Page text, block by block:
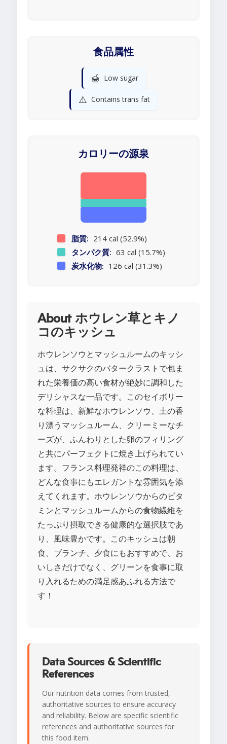
食品属性
🍯 Low sugar
⚠️ Contains trans fat
カロリーの源泉
脂質: 214 cal (52.9%)
タンパク質: 63 cal (15.7%)
炭水化物: 126 cal (31.3%)
About ホウレン草とキノ
コのキッシュ
ホウレンソウとマッシュルームのキッシ
ュは、サクサクのバタークラストで包ま
れた栄養価の高い食材が絶妙に調和した
デリシャスな一品です。このセイボリー
な料理は、新鮮なホウレンソウ、土の香
り漂うマッシュルーム、クリーミーなチ
ーズが、ふんわりとした卵のフィリング
と共にパーフェクトに焼き上げられてい
ます。フランス料理発祥のこの料理は、
どんな食事にもエレガントな雰囲気を添
えてくれます。ホウレンソウからのビタ
ミンとマッシュルームからの食物繊維を
たっぷり摂取できる健康的な選択肢であ
り、風味豊かです。このキッシュは朝
食、ブランチ、夕食にもおすすめで、お
いしさだけでなく、グリーンを食事に取
り入れるための満足感あふれる方法で
す！
Data Sources & Scientific
References
Our nutrition data comes from trusted,
authoritative sources to ensure accuracy
and reliability. Below are specific scientific
references and authoritative sources for
this food item.